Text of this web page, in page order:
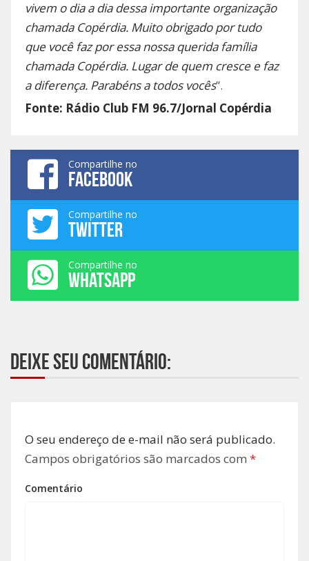
vivem o dia a dia dessa importante organização
chamada Copérdia. Muito obrigado por tudo
que você faz por essa nossa querida família
chamada Copérdia. Lugar de quem cresce e faz
a diferença. Parabéns a todos vocês”.
Fonte: Rádio Club FM 96.7/Jornal Copérdia
Compartilhe no
FACEBOOK
Compartilhe no
TWITTER
Compartilhe no
WHATSAPP
Deixe seu comentário:
O seu endereço de e-mail não será publicado.
Campos obrigatórios são marcados com *
Comentário